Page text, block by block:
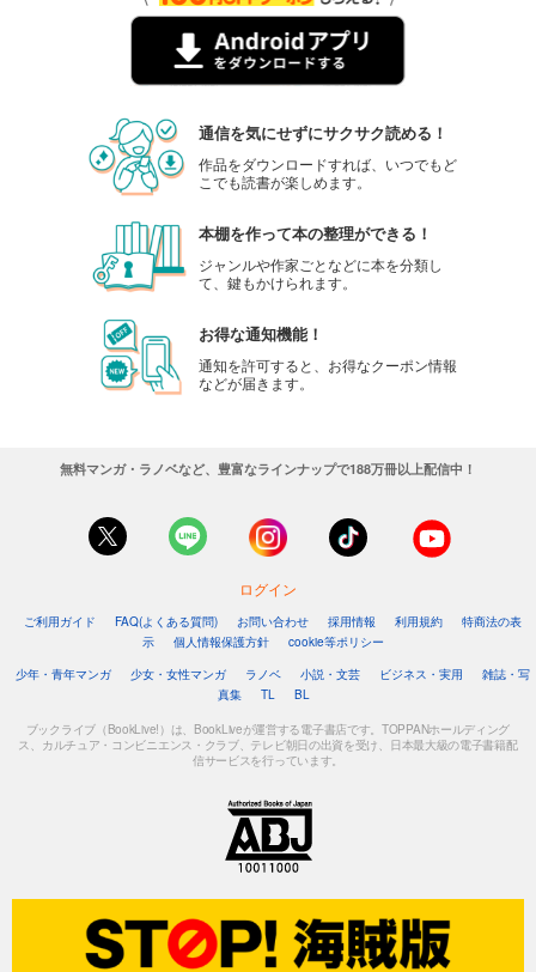
通信を気にせずにサクサク読める！
作品をダウンロードすれば、いつでもど
こでも読書が楽しめます。
本棚を作って本の整理ができる！
ジャンルや作家ごとなどに本を分類し
て、鍵もかけられます。
お得な通知機能！
通知を許可すると、お得なクーポン情報
などが届きます。
無料マンガ・ラノベなど、豊富なラインナップで188万冊以上配信中！
ログイン
ご利用ガイド FAQ(よくある質問) お問い合わせ 採用情報 利用規約
特商法の表
示
個人情報保護方針
cookie等ポリシー
少年・青年マンガ
少女・女性マンガ ラノベ 小説・文芸 ビジネス・実用
雑誌・写
真集
TL BL
ブックライブ（BookLive!）は、BookLiveが運営する電子書店です。TOPPANホールディング
ス、カルチュア・コンビニエンス・クラブ、テレビ朝日の出資を受け、日本最大級の電子書籍配
信サービスを行っています。